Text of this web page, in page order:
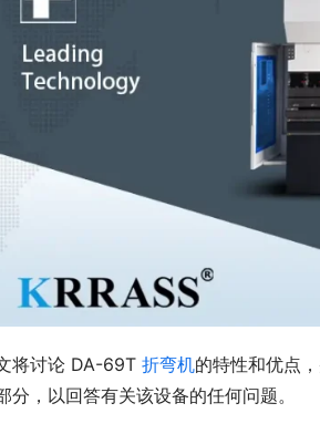
将讨论 DA-69T 折弯机的特性和优点
分，以回答有关该设备的任何问题。